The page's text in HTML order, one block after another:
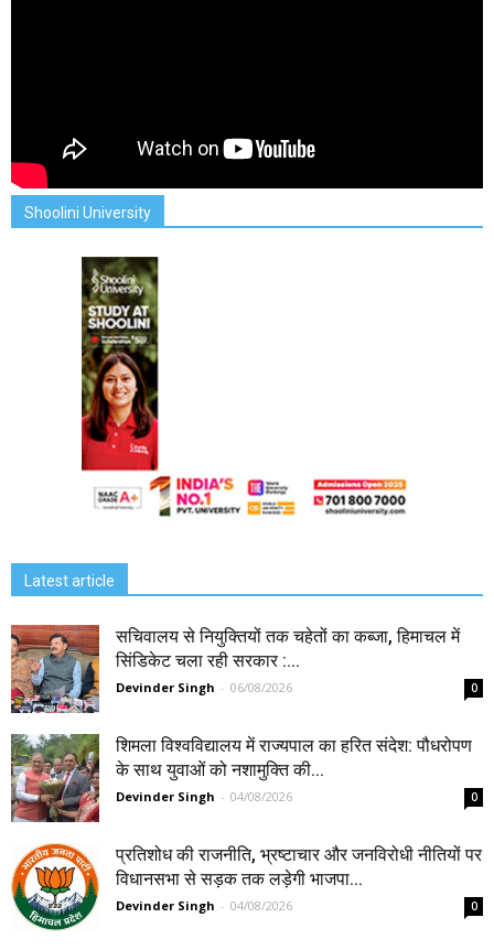
Shoolini University
Latest article
सचिवालय से नियुक्तियों तक चहेतों का कब्जा, हिमाचल में
सिंडिकेट चला रही सरकार :...
Devinder Singh - 06/08/2026 0
शिमला विश्वविद्यालय में राज्यपाल का हरित संदेश: पौधरोपण
के साथ युवाओं को नशामुक्ति की...
Devinder Singh - 04/08/2026 0
प्रतिशोध की राजनीति, भ्रष्टाचार और जनविरोधी नीतियों पर
विधानसभा से सड़क तक लड़ेगी भाजपा...
Devinder Singh - 04/08/2026 0